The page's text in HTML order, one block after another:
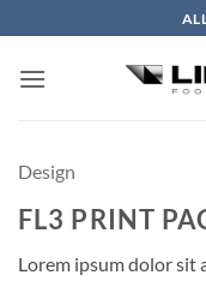
to
content
Design
FL3 PRINT
Lorem ipsum dolor sit